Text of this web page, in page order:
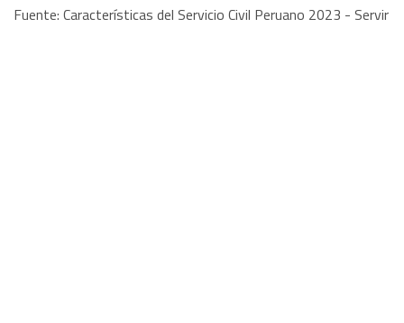
Fuente: Características del Servicio Civil Peruano 2023 - Servir